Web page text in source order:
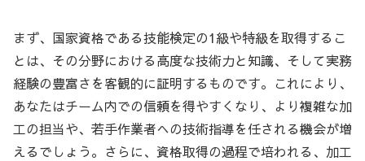
まず、国家資格である技能検定の1級や特級を取得するこ
とは、その分野における高度な技術力と知識、そして実務
経験の豊富さを客観的に証明するものです。これにより、
あなたはチーム内での信頼を得やすくなり、より複雑な加
工の担当や、若手作業者への技術指導を任される機会が増
えるでしょう。さらに、資格取得の過程で培われる、加工